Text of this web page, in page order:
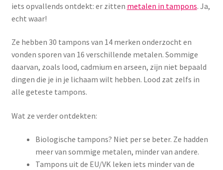
iets opvallends ontdekt: er zitten metalen in tampons. Ja,
echt waar!
Ze hebben 30 tampons van 14 merken onderzocht en
vonden sporen van 16 verschillende metalen. Sommige
daarvan, zoals lood, cadmium en arseen, zijn niet bepaald
dingen die je in je lichaam wilt hebben. Lood zat zelfs in
alle geteste tampons.
Wat ze verder ontdekten:
Biologische tampons? Niet per se beter. Ze hadden
meer van sommige metalen, minder van andere.
Tampons uit de EU/VK leken iets minder van de